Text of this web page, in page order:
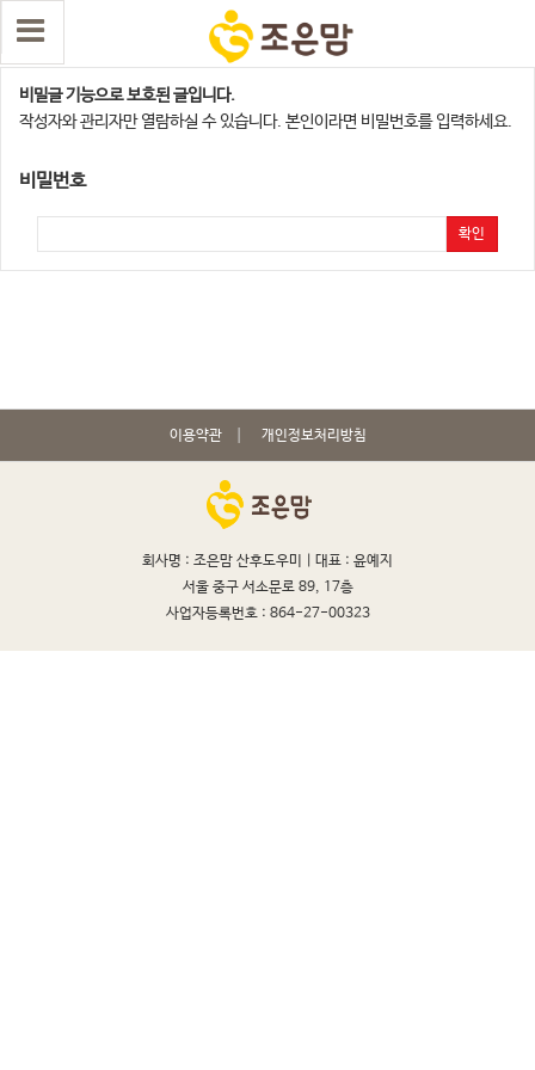
용인점
비밀글 기능으로 보호된 글입니다.
작성자와 관리자만 열람하실 수 있습니다. 본인이라면 비밀번호를 입력하세요.
비밀번호
확인
이용약관 개인정보처리방침
회사명 : 조은맘 산후도우미 | 대표 : 윤예지
서울 중구 서소문로 89, 17층
사업자등록번호 : 864-27-00323